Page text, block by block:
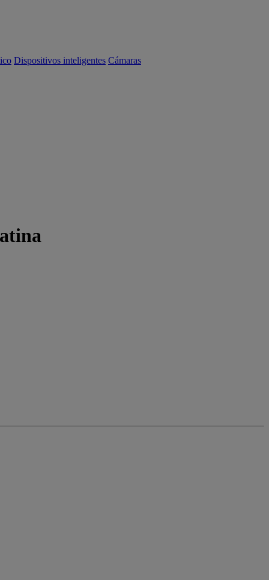
Dispositivos inteligentes Cámaras